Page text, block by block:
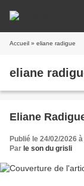
Accueil » eliane radigue
eliane
Eliane
Publié le 24/02/2026
Par le son du grisli